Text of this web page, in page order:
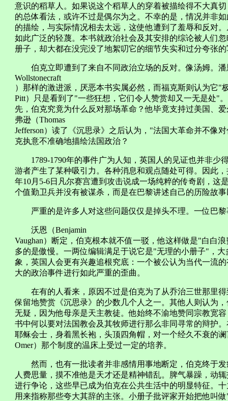
意识的稻草人。如果说这个稻草人的穿着被描绘得不大真
的总体看法，或许不过是偶尔为之。不幸的是，情况并非
的描绘，与实际情况相去太远，这使他遭到了羞辱和反对
如此广泛的轻蔑。本书就政治社会及其安排的综论被人们
册子，却大都在没完没了地絮叨它的细节失实和过分夸张
伯克立即遭到了来自不同政治立场的反对。像汤姆。潘
Wollstonecraft
）那样的激进派，厌恶本书实属必然，而福克斯则认为它"
Pitt）只是看到了"一些狂想，它们令人赞赏却又一无是处"
先，伯克究竟为什么反对那场革命？他毕竟支持过美国、
弗逊（Thomas
Jefferson）读了《沉思录》之后认为，"法国大革命并不像
克执意不准确地描绘法国政治？
1789-1790年的事件广为人知，英国人的见证也并非少
游者产生了某种吸引力。各种消息和观点随处可得。因此
年10月5-6日凡尔赛宫遭到攻击说成一场纯粹的传奇剧，这
个值勤卫兵并没有被谋杀，而是在巴黎讲述自己的历险故
严重的是许多人对这些问题仅仅是掉头不理。一位巴黎
沃恩（Benjamin
Vaughan）断定，伯克根本就不值一驳，他这样做是"白白
多的是傲慢。一两位编辑满足于说它是"无理的小册子"，
象，英国人会更有兴趣追根究底：一个被公认为当代一流
大的政治事件进行如此严重的歪曲。
在有的人看来，原因不过是伯克为了从乔治三世那里得
保留地赞赏《沉思录》的少数几个人之一。其他人则认为
无疑，因为他母亲是天主教徒。他始终不渝地赞同宗教宽
书中何以要对法国教会及其牧师进行那么非同寻常的辩护
耶稣会士，身着黑长袍，头顶四角帽，对一个经久不衰的
Omer）那个制度的温床上受过一定的培养。
然而，也有一批读者并非感情用事地断定，伯克终于发
人费思量，摸不准他是天才还是精神错乱。脾气暴躁，动
进行争论，这些早已成为伯克在公共生活中的明显特征。
用来指称那些夸大其辞的主张。小册子批评家开始把他叫